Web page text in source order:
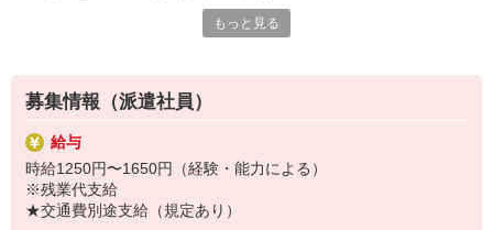
【選べるお仕事いろいろ】
▼オフィスワーク
事務、経理、データ入力、コールセンター、受付
▼工場・製造・軽作業系
機械/食品製造・梱包・仕分け・加工・組立・検査
▼美容系
眉毛サロンのアイブロウ・ネイリスト・エステ
▼営業・販売
法人営業・アパレル販売・個別指導塾・人材紹介
満足度◎
■携帯やインターネット販売業務
docomo(ドコモ)/au(エーユー)・KDDI/softbank(ソフトバンク)など
の大手キャリアから
ワイモバイル(Y!mobille)、楽天モバイル、UQなど格安スマホまで幅
広く紹介可能♪
もっと見る
募集情報（派遣社員）
給与
時給1250円〜1650円（経験・能力による）
※残業代支給
★交通費別途支給（規定あり）